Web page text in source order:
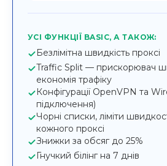
УСІ ФУНКЦІЇ BASIC, А ТАКОЖ:
Безлімітна швидкість проксі
Traffic Split — прискорювач
економія трафіку
Конфігурації OpenVPN та
підключення)
Чорні списки, ліміти
кожного проксі
Знижки за обсяг до 25%
Гнучкий білінг на 7 днів